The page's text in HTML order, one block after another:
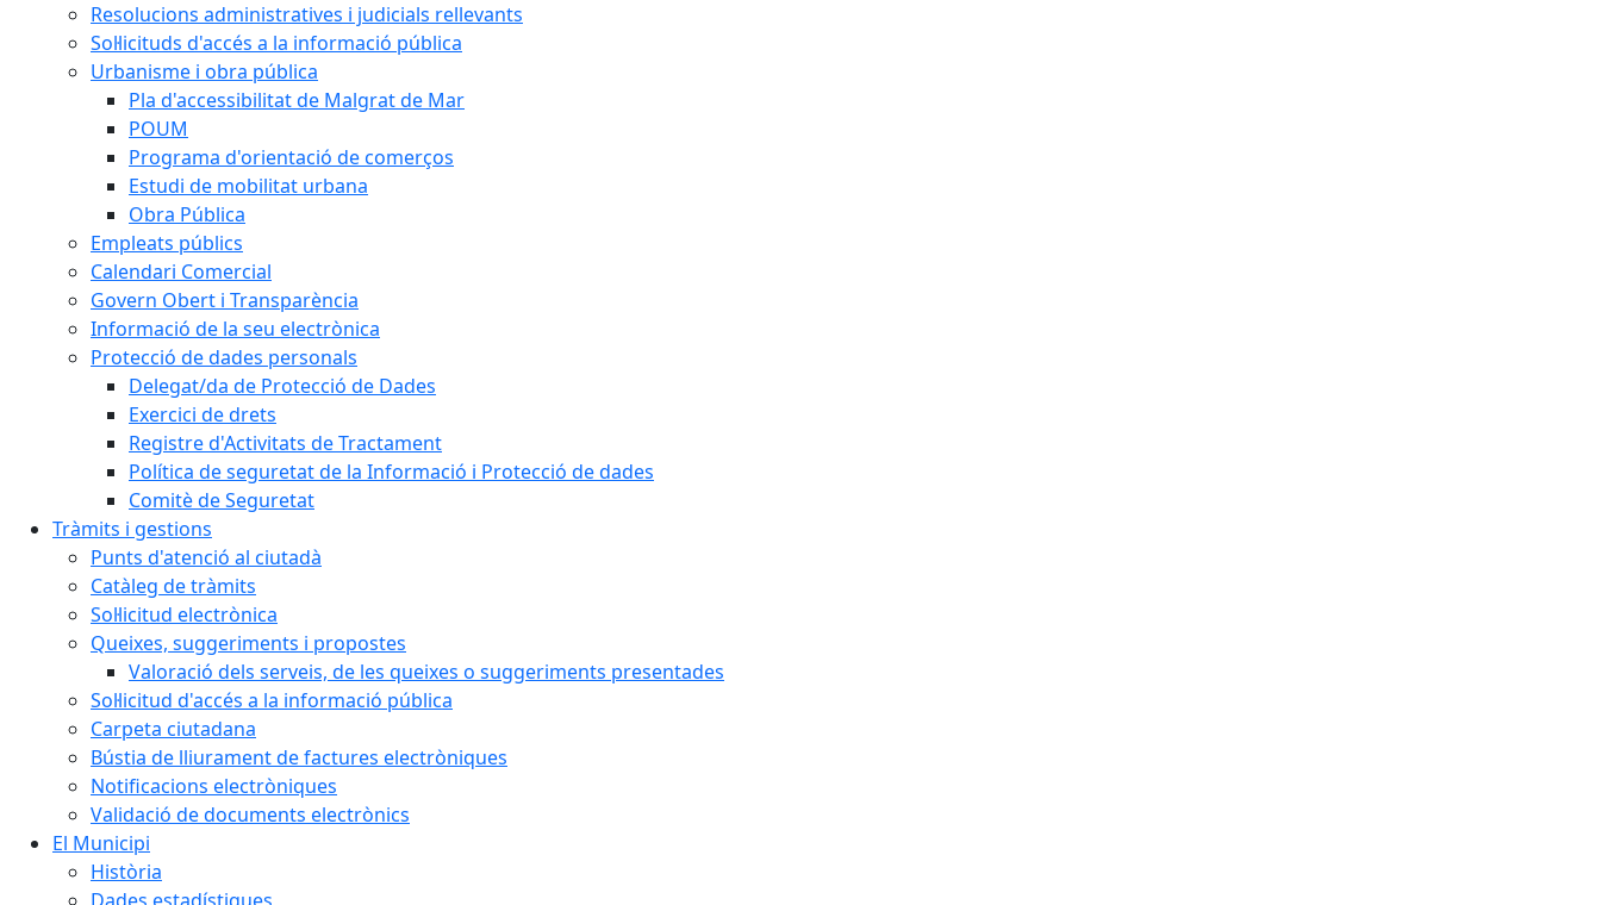
Resolucions administratives i judicials rellevants
Sol·licituds d'accés a la informació pública
Urbanisme i obra pública
Pla d'accessibilitat de Malgrat de Mar
POUM
Programa d'orientació de comerços
Estudi de mobilitat urbana
Obra Pública
Empleats públics
Calendari Comercial
Govern Obert i Transparència
Informació de la seu electrònica
Protecció de dades personals
Delegat/da de Protecció de Dades
Exercici de drets
Registre d'Activitats de Tractament
Política de seguretat de la Informació i Protecció de dades
Comitè de Seguretat
Tràmits i gestions
Punts d'atenció al ciutadà
Catàleg de tràmits
Sol·licitud electrònica
Queixes, suggeriments i propostes
Valoració dels serveis, de les queixes o suggeriments presentades
Sol·licitud d'accés a la informació pública
Carpeta ciutadana
Bústia de lliurament de factures electròniques
Notificacions electròniques
Validació de documents electrònics
El Municipi
Història